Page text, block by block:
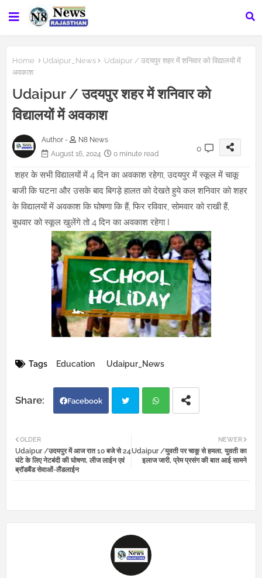
Home Udaipur_News
Udaipur / उदयपुर शहर में शनिवार को विद्यालयों में
अवकाश
Udaipur / उदयपुर शहर में शनिवार को
विद्यालयों में अवकाश
Author -
N8 News
August 16, 2024
0 minute read
0
शहर के सभी विद्यालयों में 4 दिन का अवकाश रहेगा, उदयपुर में स्कूल में चाकू
बाजी कि घटना और उसके बाद बिगड़े हालत को देखते हुये कल शनिवार को शहर
के विद्यालयों में अवकाश कि घोषणा कि हैं, फिर रविवार, सोमवार को राखी हैं,
बुधवार को स्कूल खुलेंगे तो 4 दिन का अवकाश रहेगा I
Tags Education Udaipur_News
Facebook
tter atsa
NEWER
Udaipur /युवती पर चाकू से हमला, युवती का
इलाज जारी, प्रेम प्रसंग की बात आई सामने
OLDER
Udaipur /उदयपुर में आज रात 10 बजे से 24
घंटे के लिए नेटबंदी की घोषणा, लीज लाईन एवं
ब्रॉडबैंड सेवाओं-लैंडलाईन